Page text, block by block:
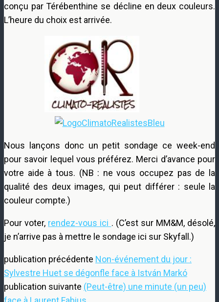
conçu par Térébenthine se décline en deux couleurs.
L’heure du choix est arrivée.
Nous lançons donc un petit sondage ce week-end
pour savoir lequel vous préférez. Merci d’avance pour
votre aide à tous. (NB : ne vous occupez pas de la
qualité des deux images, qui peut différer : seule la
couleur compte.)
Pour voter, rendez-vous ici . (C’est sur MM&M, désolé,
je n’arrive pas à mettre le sondage ici sur Skyfall.)
publication précédente Non-événement du jour :
Sylvestre Huet se dégonfle face à István Markó
publication suivante (Peut-être) une minute (un peu)